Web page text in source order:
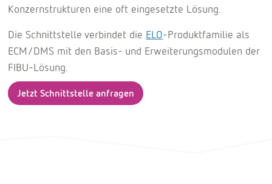
Konzernstrukturen eine oft eingesetzte Lösung.
Die Schnittstelle verbindet die ELO-Produktfamilie als
ECM/DMS mit den Basis- und Erweiterungsmodulen der
FIBU-Lösung.
Jetzt Schnittstelle anfragen